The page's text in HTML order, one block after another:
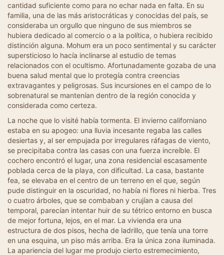
cantidad suficiente como para no echar nada en falta. En su
familia, una de las más aristocráticas y conocidas del país, se
consideraba un orgullo que ninguno de sus miembros se
hubiera dedicado al comercio o a la política, o hubiera recibido
distinción alguna. Mohum era un poco sentimental y su carácter
supersticioso lo hacía inclinarse al estudio de temas
relacionados con el ocultismo. Afortunadamente gozaba de una
buena salud mental que lo protegía contra creencias
extravagantes y peligrosas. Sus incursiones en el campo de lo
sobrenatural se mantenían dentro de la región conocida y
considerada como certeza.
La noche que lo visité había tormenta. El invierno californiano
estaba en su apogeo: una lluvia incesante regaba las calles
desiertas y, al ser empujada por irregulares ráfagas de viento,
se precipitaba contra las casas con una fuerza increíble. El
cochero encontró el lugar, una zona residencial escasamente
poblada cerca de la playa, con dificultad. La casa, bastante
fea, se elevaba en el centro de un terreno en el que, según
pude distinguir en la oscuridad, no había ni flores ni hierba. Tres
o cuatro árboles, que se combaban y crujían a causa del
temporal, parecían intentar huir de su tétrico entorno en busca
de mejor fortuna, lejos, en el mar. La vivienda era una
estructura de dos pisos, hecha de ladrillo, que tenía una torre
en una esquina, un piso más arriba. Era la única zona iluminada.
La apariencia del lugar me produjo cierto estremecimiento,